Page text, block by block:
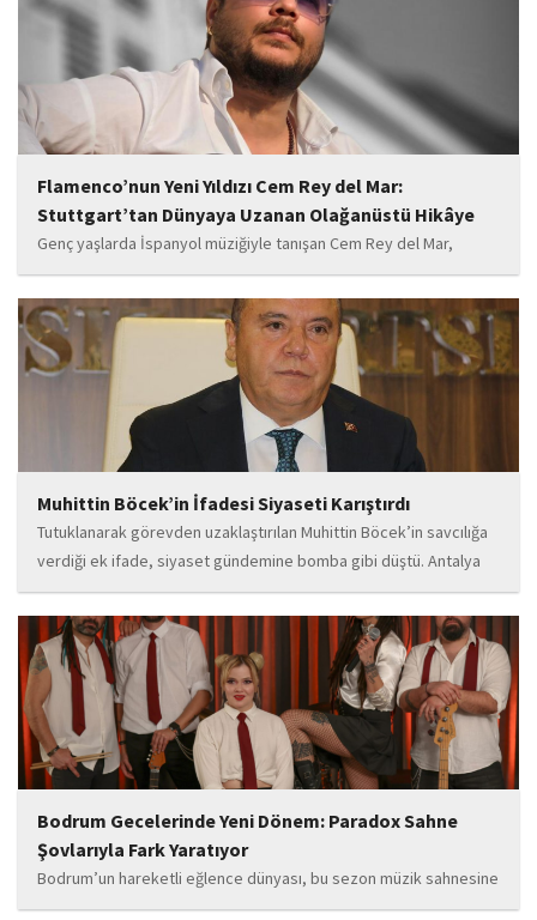
başladı.
Flamenco’nun Yeni Yıldızı Cem Rey del Mar:
Stuttgart’tan Dünyaya Uzanan Olağanüstü Hikâye
Genç yaşlarda İspanyol müziğiyle tanışan Cem Rey del Mar,
flamenco kültürünün büyüleyici atmosferinden etkilenerek
kendisini bu alana yönlendirdi. Saatler süren disiplinli çalışmalar,
teknik gelişim ve müziğe olan tutkusu, onu kısa...
Muhittin Böcek’in İfadesi Siyaseti Karıştırdı
Tutuklanarak görevden uzaklaştırılan Muhittin Böcek’in savcılığa
verdiği ek ifade, siyaset gündemine bomba gibi düştü. Antalya
Cumhuriyet Savcılığı’na kendi isteğiyle başvurarak ifade verdiği
öğrenilen Böcek’in açıklamalarında, 31 Mart 2024 yerel
seçimleri...
Bodrum Gecelerinde Yeni Dönem: Paradox Sahne
Şovlarıyla Fark Yaratıyor
Bodrum’un hareketli eğlence dünyası, bu sezon müzik sahnesine
iddialı bir giriş yapan “Paradox” ile yeni bir enerji kazanıyor. Güçlü